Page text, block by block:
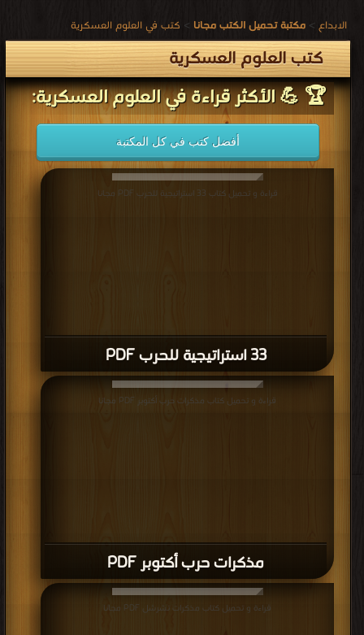
الابداع > مكتبة تحميل الكتب مجانا > كتب في العلوم العسكرية
كتب العلوم العسكرية
🏆 💪 الأكثر قراءة في العلوم العسكرية:
أفضل كتب في كل المكتبة
33 استراتيجية للحرب PDF
قراءة و تحميل كتاب 33 استراتيجية للحرب PDF مجانا
مذكرات حرب أكتوبر PDF
قراءة و تحميل كتاب مذكرات حرب أكتوبر PDF مجانا
قراءة و تحميل كتاب مذكرات تشرشل PDF مجانا